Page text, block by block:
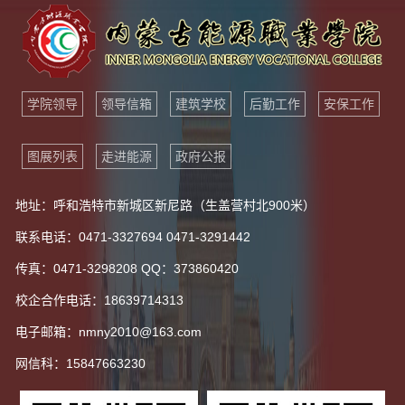
学院领导 领导信箱 建筑学校 后勤工作 安保工作
图展列表 走进能源 政府公报
地址：呼和浩特市新城区新尼路（生盖营村北900米）
联系电话：0471-3327694 0471-3291442
传真：0471-3298208 QQ：373860420
校企合作电话：18639714313
电子邮箱：nmny2010@163.com
网信科：15847663230